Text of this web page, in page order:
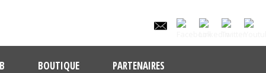
BOUTIQUE PARTENAIRES